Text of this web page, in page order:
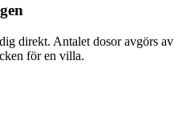
direkt. Antalet dosor avgörs av
för en villa.